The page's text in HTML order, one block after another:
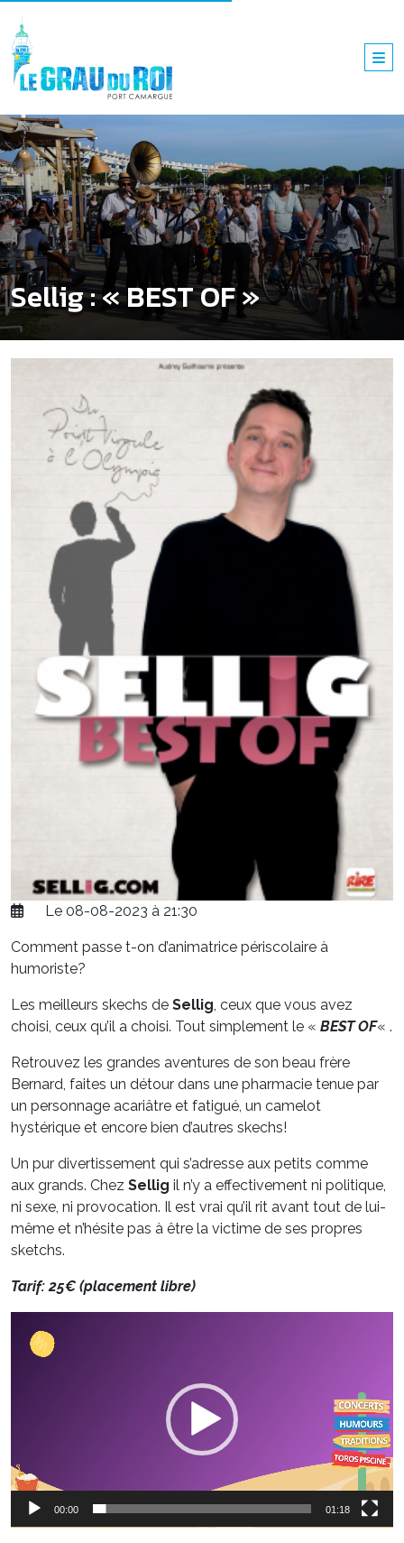
Sellig : « BEST OF »
Le 08-08-2023 à 21:30
Comment passe t-on d’animatrice périscolaire à
humoriste?
Les meilleurs skechs de Sellig , ceux que vous avez
choisi, ceux qu’il a choisi. Tout simplement le « BEST OF« .
Retrouvez les grandes aventures de son beau frère
Bernard, faites un détour dans une pharmacie tenue par
un personnage acariâtre et fatigué, un camelot
hystérique et encore bien d’autres skechs!
Un pur divertissement qui s’adresse aux petits comme
aux grands. Chez Sellig il n’y a effectivement ni politique,
ni sexe, ni provocation. Il est vrai qu’il rit avant tout de lui-
même et n’hésite pas à être la victime de ses propres
sketchs.
Tarif: 25€ (placement libre)
vidéo
00:00 01:18